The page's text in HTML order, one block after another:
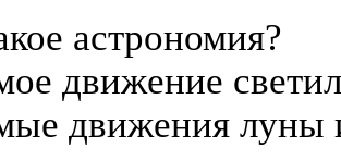
астрономия?
движение
движения луны